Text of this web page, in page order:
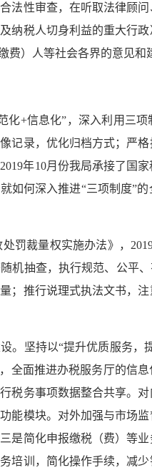
法性审查，在听取法律顾
纳税人切身利益的重大行
）人等社会各界的意见和
化+信息化”，深入利用三
记录，优化归档方式；严
2019年10月份我局承接了国
如何深入推进“三项制度”
罚裁量权实施办法》，
机抽查，执行规范、公平
推行说理式执法文书，注
。坚持以“提升优质服务，
面推进办税服务厅的信息
务事项数据整合共享。对
能模块。对外加强与市场
简化申报缴税（费）等业
训，简化操作手续，减少